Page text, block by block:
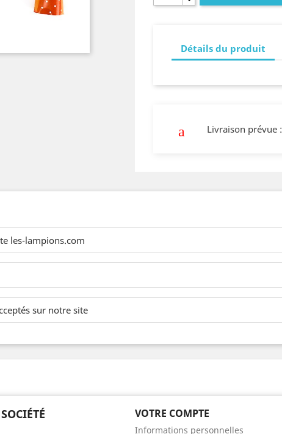
Détails du produit
Livraison prévue :
les-lampions.com
sur notre site
VOTRE COMPTE
Informations personnelles